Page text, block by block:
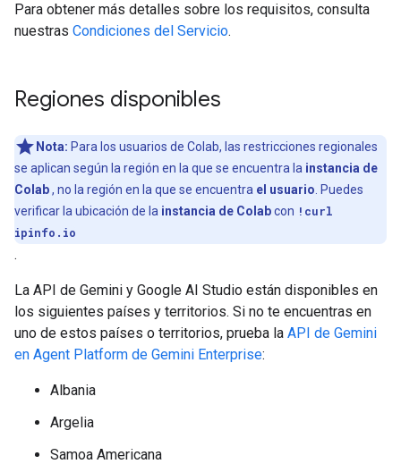
Para obtener más detalles sobre los requisitos, consulta
nuestras Condiciones del Servicio.
Regiones disponibles
Nota: Para los usuarios de Colab, las restricciones regionales
se aplican según la región en la que se encuentra la instancia de
Colab, no la región en la que se encuentra el usuario . Puedes
verificar la ubicación de la instancia de Colabcon !curl
ipinfo.io
.
La API de Gemini y Google AI Studio están disponibles en
los siguientes países y territorios. Si no te encuentras en
uno de estos países o territorios, prueba la API de Gemini
en Agent Platform de Gemini Enterprise:
Albania
Argelia
Samoa Americana